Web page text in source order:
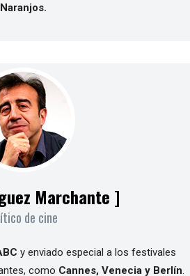
Naranjos.
Marchante ]
de cine
y enviado especial a los festivales
como Cannes, Venecia y Berlín